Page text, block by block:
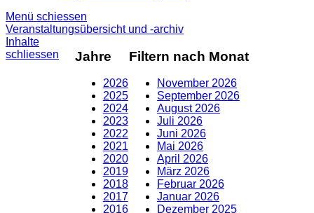
Menü schiessen
Veranstaltungsübersicht und -archiv
Inhalte
schliessen
Jahre
2026
2025
2024
2023
2022
2021
2020
2019
2018
2017
2016
Filtern nach Monat
November 2026
September 2026
August 2026
Juli 2026
Juni 2026
Mai 2026
April 2026
März 2026
Februar 2026
Januar 2026
Dezember 2025